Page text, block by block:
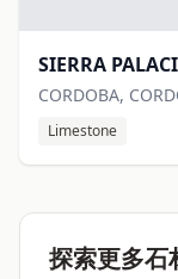
SIERRA
CORDOBA,
Limestone
探索更多石